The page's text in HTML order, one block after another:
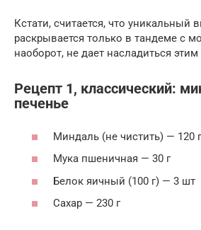
Кстати, считается, что уникальный
раскрывается только в тандеме с
наоборот, не дает насладиться
Рецепт 1, классический:
печенье
Миндаль (не чистить) — 120 г
Мука пшеничная — 30 г
Белок яичный (100 г) — 3 шт
Сахар — 230 г